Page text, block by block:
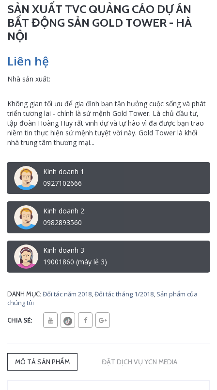
SẢN XUẤT TVC QUẢNG CÁO DỰ ÁN
BẤT ĐỘNG SẢN GOLD TOWER - HÀ
NỘI
Liên hệ
Nhà sản xuất:
Không gian tối ưu để gia đình bạn tận hưởng cuộc sống và phát
triển tương lai - chính là sứ mệnh Gold Tower. Là chủ đầu tư,
tập đoàn Hoàng Huy rất vinh dự và tự hào vì đã được bạn trao
niềm tin thực hiện sứ mệnh tuyệt vời này. Gold Tower là khối
nhà trung tâm thương mại...
Kinh doanh 1
0927102666
Kinh doanh 2
0982893560
Kinh doanh 3
19001860 (máy lẻ 3)
DANH MỤC: Đối tác năm 2018,Đối tác tháng 1/2018, Sản phẩm của
chúng tôi
CHIA SẺ:
MÔ TẢ SẢN PHẨM ĐẶT DỊCH VỤ YCN MEDIA